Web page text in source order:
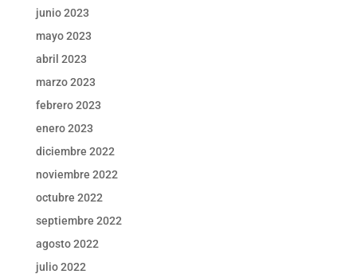
junio 2023
mayo 2023
abril 2023
marzo 2023
febrero 2023
enero 2023
diciembre 2022
noviembre 2022
octubre 2022
septiembre 2022
agosto 2022
julio 2022